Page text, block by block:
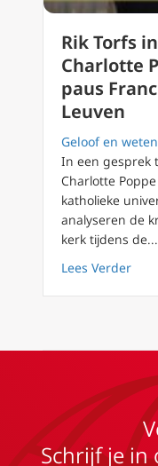
Rik Torfs
Charlotte
paus
Leuven
Geloof en
In een gesprek
Charlotte
katholieke
analyseren de
kerk tijdens de...
Lees Verder
Schrijf je in